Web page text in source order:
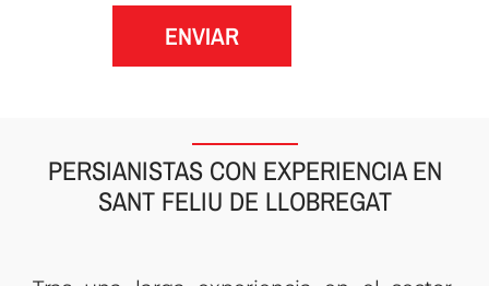
ENVIAR
PERSIANISTAS CON EXPERIENCIA EN
SANT FELIU DE LLOBREGAT